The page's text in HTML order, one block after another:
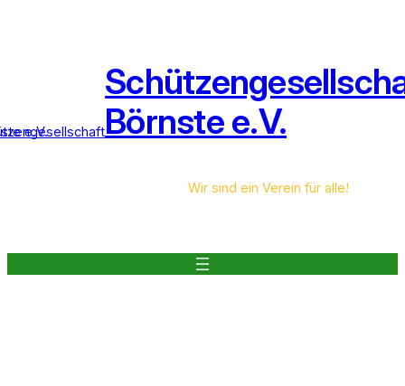
Börnste e.V.
Wir sind ein Verein für alle!